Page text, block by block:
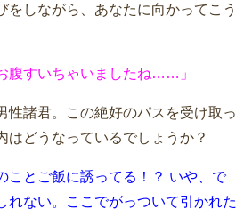
をしながら、あなたに向かってこう
腹すいちゃいましたね……」
性諸君。この絶好のパスを受け取っ
はどうなっているでしょうか？
ことご飯に誘ってる！？ いや、で
れない。ここでがっついて引かれた